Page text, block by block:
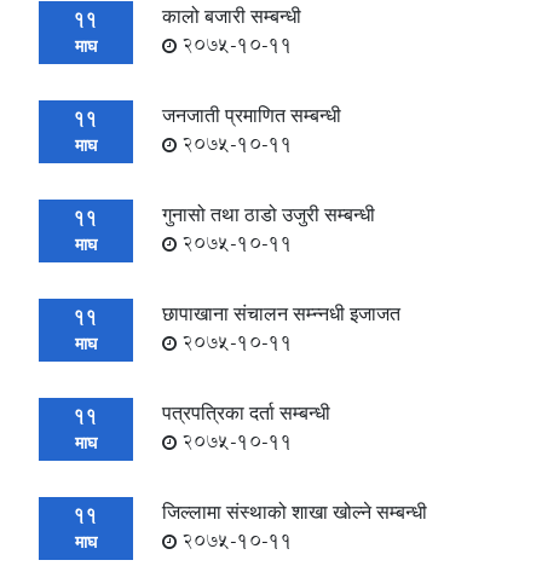
11
माघ
कालो बजारी सम्बन्धी
2075-10-11
11
माघ
जनजाती प्रमाणित सम्बन्धी
2075-10-11
11
माघ
गुनासो तथा ठाडो उजुरी सम्बन्धी
2075-10-11
11
माघ
छापाखाना संचालन सम्न्नधी इजाजत
2075-10-11
11
माघ
पत्रपत्रिका दर्ता सम्बन्धी
2075-10-11
11
माघ
जिल्लामा संस्थाको शाखा खोल्ने सम्बन्धी
2075-10-11